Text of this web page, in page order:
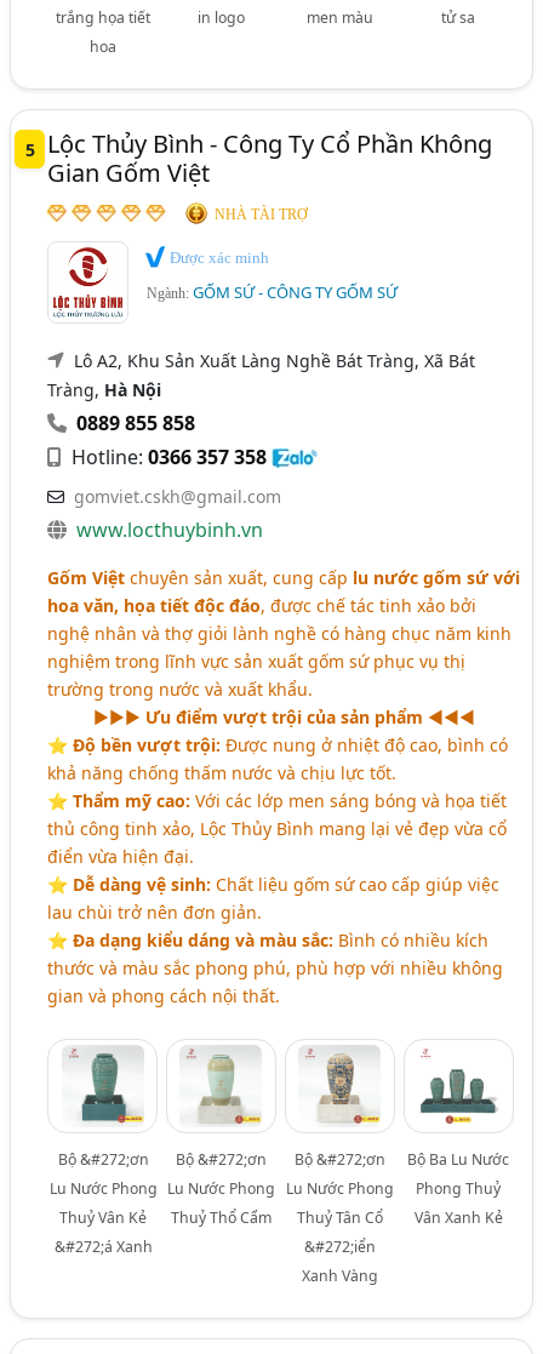
trắng họa tiết
hoa
in logo
men màu
tử sa
5
Lộc Thủy Bình - Công Ty Cổ Phần Không
Gian Gốm Việt
NHÀ TÀI TRỢ
Được xác minh
Ngành:GỐM SỨ - CÔNG TY GỐM SỨ
Lô A2, Khu Sản Xuất Làng Nghề Bát Tràng, Xã Bát
Tràng, Hà Nội
0889 855 858
Hotline:0366 357 358
gomviet.cskh@gmail.com
www.locthuybinh.vn
Gốm Việt chuyên sản xuất, cung cấp lu nước gốm sứ với
hoa văn, họa tiết độc đáo, được chế tác tinh xảo bởi
nghệ nhân và thợ giỏi lành nghề có hàng chục năm kinh
nghiệm trong lĩnh vực sản xuất gốm sứ phục vụ thị
trường trong nước và xuất khẩu.
►►► Ưu điểm vượt trội của sản phẩm ◄◄◄
⭐️Độ bền vượt trội: Được nung ở nhiệt độ cao, bình có
khả năng chống thấm nước và chịu lực tốt.
⭐️Thẩm mỹ cao: Với các lớp men sáng bóng và họa tiết
thủ công tinh xảo, Lộc Thủy Bình mang lại vẻ đẹp vừa cổ
điển vừa hiện đại.
⭐️ Dễ dàng vệ sinh: Chất liệu gốm sứ cao cấp giúp việc
lau chùi trở nên đơn giản.
⭐️Đa dạng kiểu dáng và màu sắc: Bình có nhiều kích
thước và màu sắc phong phú, phù hợp với nhiều không
gian và phong cách nội thất.
Bộ &#272;ơn
Lu Nước Phong
Thuỷ Vân Kẻ
&#272;á Xanh
Bộ &#272;ơn
Lu Nước Phong
Thuỷ Thổ Cẩm
Bộ &#272;ơn
Lu Nước Phong
Thuỷ Tân Cổ
&#272;iển
Xanh Vàng
Bộ Ba Lu Nước
Phong Thuỷ
Vân Xanh Kẻ